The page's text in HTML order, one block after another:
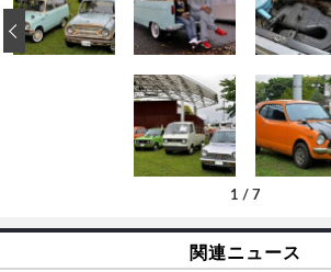
1 / 7
‹
関連ニュース